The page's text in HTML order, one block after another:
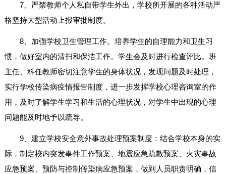
7、严禁教师个人私自带学生外出，学校所开展的各种活动严
格坚持大型活动上报审批制度。
8、加强学校卫生管理工作。培养学生的自理能力和卫生习
惯，做好室内的清扫和保洁工作。学生会及时进行检查评比。班
主任、科任教师密切注意学生的身体状况，发现问题及时处理，
实行学校传染病疫情报告制度，进一步发挥学校心理咨询室的作
用，及时了解学生学习和生活的心理状况，对学生中出现的心理
问题能及时地予以疏导。
9、建立学校安全意外事故处理预案制度：结合学校本身的实
际，制定校内突发事件工作预案、地震应急疏散预案、火灾事故
应急预案、预防与控制传染病应急预案，做到人员职责明确，信